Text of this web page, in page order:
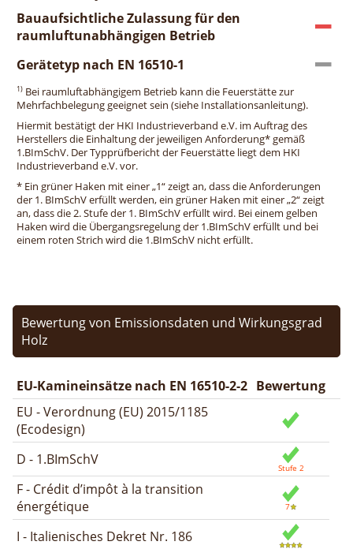
Bauaufsichtliche Zulassung für den
raumluftunabhängigen Betrieb
Gerätetyp nach EN 16510-1
1) Bei raumluftabhängigem Betrieb kann die Feuerstätte zur
Mehrfachbelegung geeignet sein (siehe Installationsanleitung).
Hiermit bestätigt der HKI Industrieverband e.V. im Auftrag des
Herstellers die Einhaltung der jeweiligen Anforderung* gemäß
1.BImSchV. Der Typprüfbericht der Feuerstätte liegt dem HKI
Industrieverband e.V. vor.
* Ein grüner Haken mit einer „1“ zeigt an, dass die Anforderungen
der 1. BImSchV erfüllt werden, ein grüner Haken mit einer „2“ zeigt
an, dass die 2. Stufe der 1. BImSchV erfüllt wird. Bei einem gelben
Haken wird die Übergangsregelung der 1.BImSchV erfüllt und bei
einem roten Strich wird die 1.BImSchV nicht erfüllt.
Bewertung von Emissionsdaten und Wirkungsgrad
Holz
EU-Kamineinsätze nach EN 16510-2-2 Bewertung
EU - Verordnung (EU) 2015/1185
(Ecodesign)
D - 1.BImSchV
F - Crédit d’impôt à la transition
énergétique
I - Italienisches Dekret Nr. 186